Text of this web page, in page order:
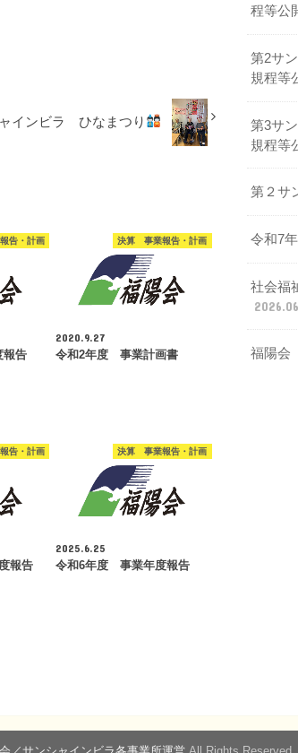
インビラ ひなまつり
告・計画
告
決算 事業報告・計画
2020.9.27
令和2年度 事業計画書
告・計画
報告
決算 事業報告・計画
2025.6.25
令和6年度 事業年度報告
程等公
第2サ
規程等
第3サ
規程等
第２サ
令和7
社会
福陽会